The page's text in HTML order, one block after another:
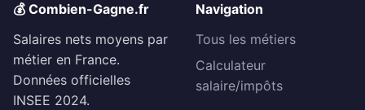
💰 Combien-Gagne.fr
Salaires nets moyens par
métier en France.
Données officielles
INSEE 2024.
Navigation
Tous les métiers
Calculateur
salaire/impôts